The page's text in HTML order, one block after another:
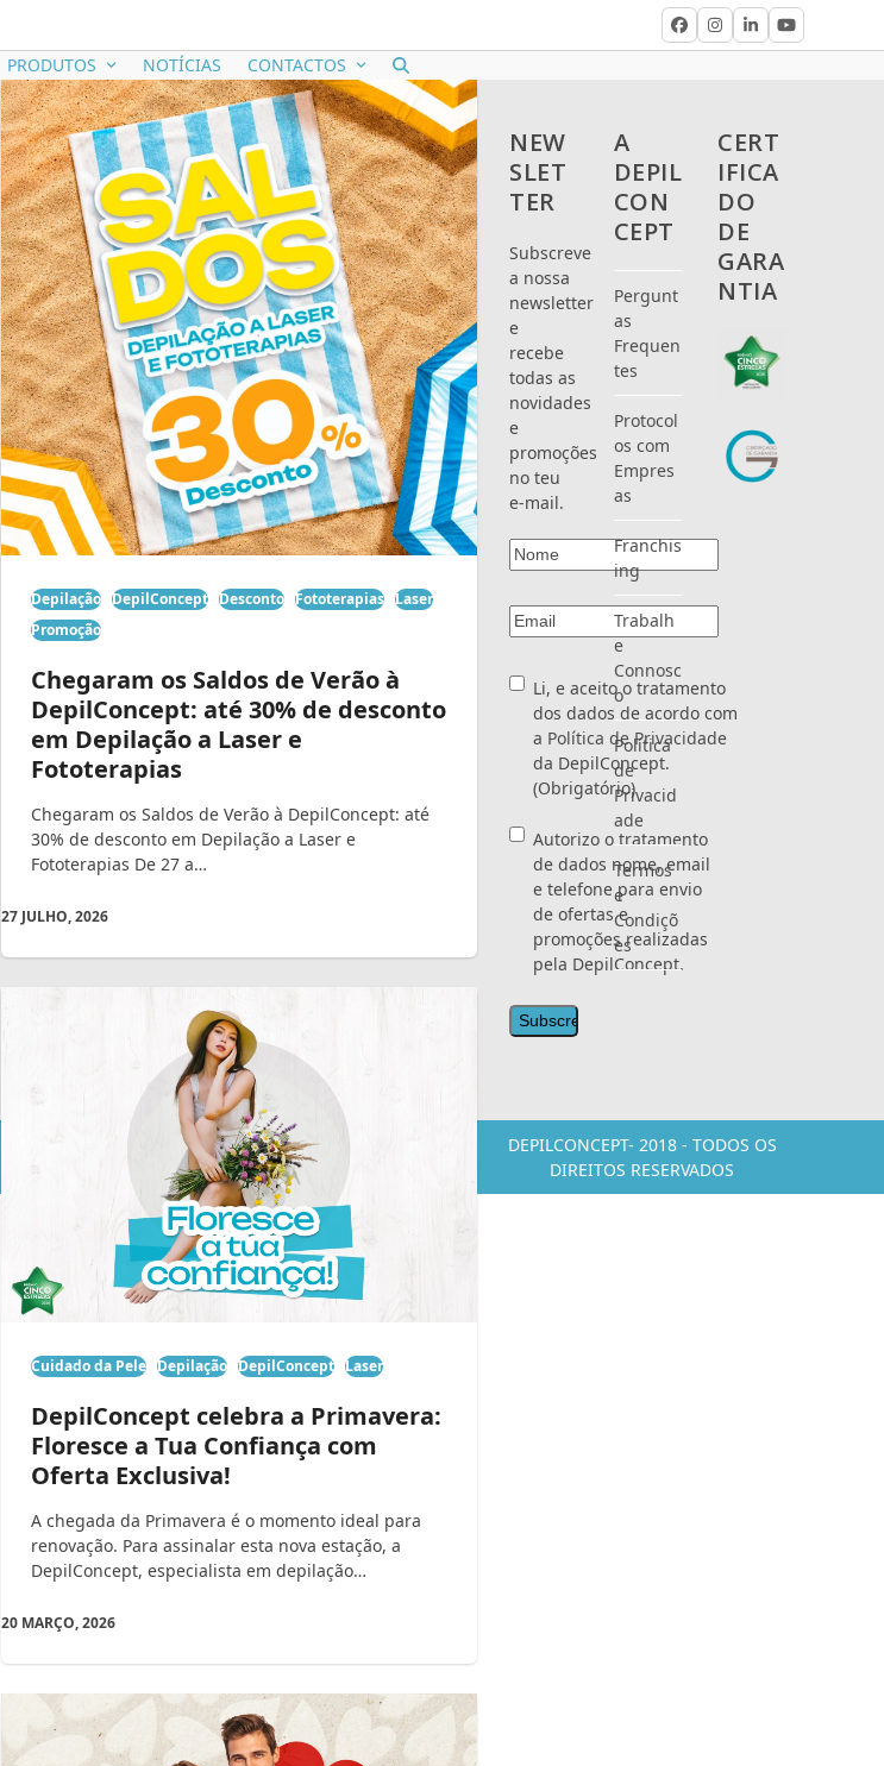
FacebookInstagram
LinkedInYouTube
PRODUTOS NOTÍCIAS CONTACTOS
Depilação DepilConcept Desconto Fototerapias Laser
Promoção
Chegaram os Saldos de Verão à
DepilConcept: até 30% de desconto
em Depilação a Laser e
Fototerapias
Chegaram os Saldos de Verão à DepilConcept: até
30% de desconto em Depilação a Laser e
Fototerapias De 27 a…
27 JULHO, 2026
Cuidado da Pele Depilação DepilConcept Laser
DepilConcept celebra a Primavera:
Floresce a Tua Confiança com
Oferta Exclusiva!
A chegada da Primavera é o momento ideal para
renovação. Para assinalar esta nova estação, a
DepilConcept, especialista em depilação…
20 MARÇO, 2026
NEW
SLET
TER
Subscreve
a nossa
newsletter
e
recebe
todas as
novidades
e
promoções
no teu
e-mail.
Nome(Obrigatório)
Email(Obrigatório)
Consentimento(Obrigatório)
Li, e aceito o tratamento
dos dados de acordo com
a Política de Privacidade
da DepilConcept.
(Obrigatório)
Consentimento
Autorizo o tratamento
de dados nome, email
e telefone para envio
de ofertas e
promoções realizadas
pela DepilConcept.
A
DEPIL
CON
CEPT
Pergunt
as
Frequen
tes
Protocol
os com
Empres
as
Franchis
ing
Trabalh
e
Connosc
o
Política
de
Privacid
ade
Termos
e
Condiçõ
es
CERT
IFICA
DO
DE
GARA
NTIA
DEPILCONCEPT- 2018 - TODOS OS
DIREITOS RESERVADOS